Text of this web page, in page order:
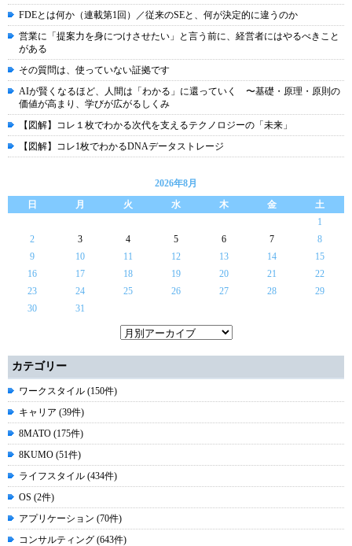
FDEとは何か（連載第1回）／従来のSEと、何が決定的に違うのか
営業に「提案力を身につけさせたい」と言う前に、経営者にはやるべきこと
がある
その質問は、使っていない証拠です
AIが賢くなるほど、人間は「わかる」に還っていく 〜基礎・原理・原則の
価値が高まり、学びが広がるしくみ
【図解】コレ１枚でわかる次代を支えるテクノロジーの「未来」
【図解】コレ1枚でわかるDNAデータストレージ
2026年8月
日
月 火 水 木 金
土
1
2
3 4 5 6 7
8
9
10 11 12 13 14
15
16
17 18 19 20 21
22
23
24 25 26 27 28
29
30
31
カテゴリー
ワークスタイル (150件)
キャリア (39件)
8MATO (175件)
8KUMO (51件)
ライフスタイル (434件)
OS (2件)
アプリケーション (70件)
コンサルティング (643件)